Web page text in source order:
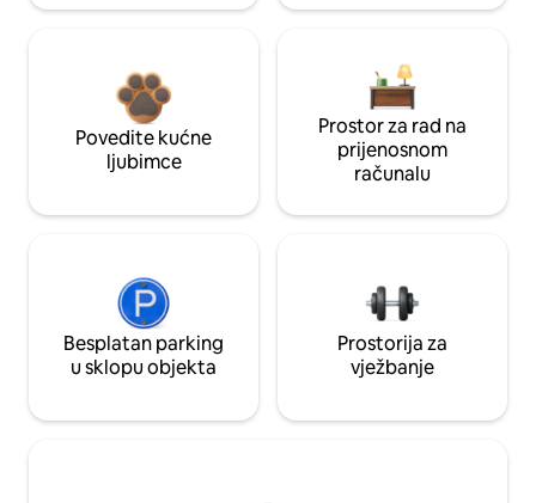
Povedite kućne
ljubimce
Prostor za rad na
prijenosnom
računalu
Besplatan parking
u sklopu objekta
Prostorija za
vježbanje